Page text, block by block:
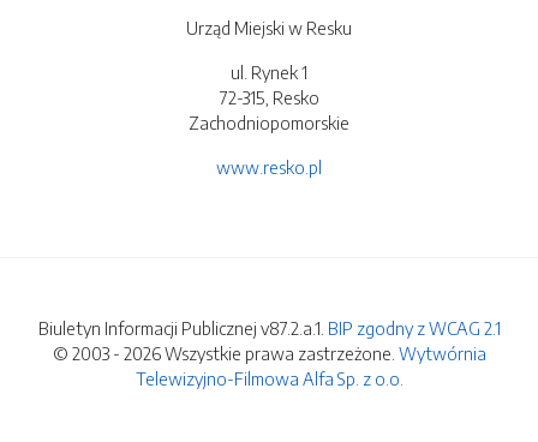
Urząd Miejski w Resku
ul. Rynek 1
72-315, Resko
Zachodniopomorskie
www.resko.pl
Biuletyn Informacji Publicznej v87.2.a.1. BIP zgodny z WCAG 2.1
© 2003 - 2026 Wszystkie prawa zastrzeżone. Wytwórnia
Telewizyjno-Filmowa Alfa Sp. z o.o.